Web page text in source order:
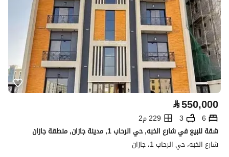
⃁550,000
6
3
229 م2
شقة للبيع في شارع الخبه, حي الرحاب 1, مدينة جازان, منطقة جازان
شارع الخبه، حي الرحاب 1، جازان